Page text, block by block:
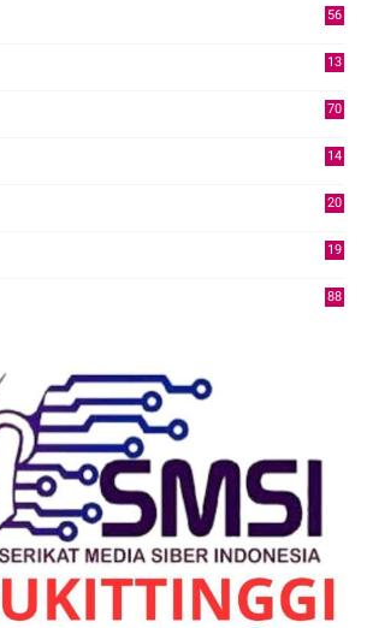
56
13
70
14
20
19
88